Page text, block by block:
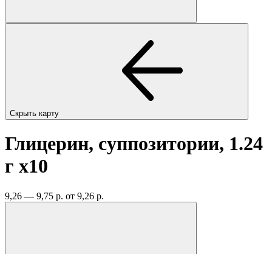
Скрыть карту
Глицерин, суппозитории, 1.24
г x10
9,26 — 9,75 р. от 9,26 р.